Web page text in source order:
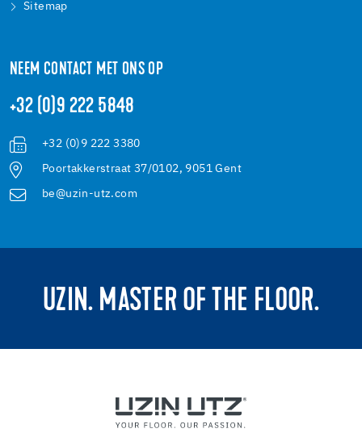
Sitemap
NEEM CONTACT MET ONS OP
+32 (0)9 222 5848
+32 (0)9 222 3380
Poortakkerstraat 37/0102, 9051 Gent
be@uzin-utz.com
UZIN. MASTER OF THE FLOOR.